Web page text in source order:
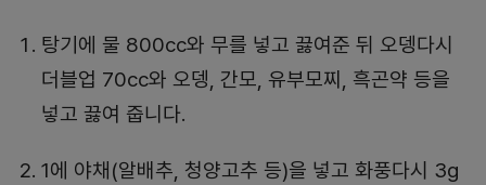
탕기에 물 800cc와 무를 넣고 끓여준 뒤 오뎅다시
더블업 70cc와 오뎅, 간모, 유부모찌, 흑곤약 등을
넣고 끓여 줍니다.
1에 야채(알배추, 청양고추 등)을 넣고 화풍다시 3g